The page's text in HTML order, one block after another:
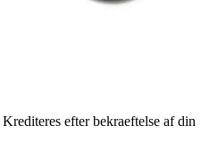
Krediteres efter bekraeftelse af din